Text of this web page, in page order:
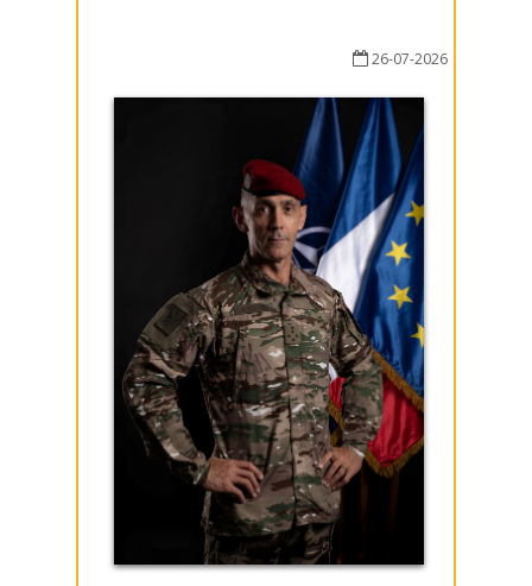
26-07-2026